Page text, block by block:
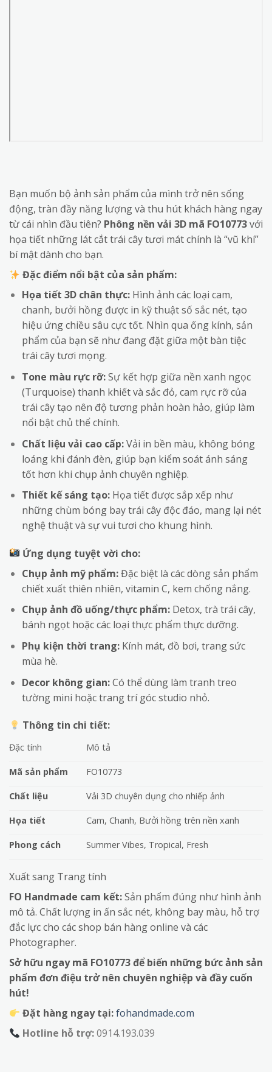
Bạn muốn bộ ảnh sản phẩm của mình trở nên sống
động, tràn đầy năng lượng và thu hút khách hàng ngay
từ cái nhìn đầu tiên? Phông nền vải 3D mã FO10773với
họa tiết những lát cắt trái cây tươi mát chính là “vũ khí”
bí mật dành cho bạn.
Đặc điểm nổi bật của sản phẩm:
Họa tiết 3D chân thực:Hình ảnh các loại cam,
chanh, bưởi hồng được in kỹ thuật số sắc nét, tạo
hiệu ứng chiều sâu cực tốt. Nhìn qua ống kính, sản
phẩm của bạn sẽ như đang đặt giữa một bàn tiệc
trái cây tươi mọng.
Tone màu rực rỡ:Sự kết hợp giữa nền xanh ngọc
(Turquoise) thanh khiết và sắc đỏ, cam rực rỡ của
trái cây tạo nên độ tương phản hoàn hảo, giúp làm
nổi bật chủ thể chính.
Chất liệu vải cao cấp:Vải in bền màu, không bóng
loáng khi đánh đèn, giúp bạn kiểm soát ánh sáng
tốt hơn khi chụp ảnh chuyên nghiệp.
Thiết kế sáng tạo:Họa tiết được sắp xếp như
những chùm bóng bay trái cây độc đáo, mang lại nét
nghệ thuật và sự vui tươi cho khung hình.
Ứng dụng tuyệt vời cho:
Chụp ảnh mỹ phẩm:Đặc biệt là các dòng sản phẩm
chiết xuất thiên nhiên, vitamin C, kem chống nắng.
Chụp ảnh đồ uống/thực phẩm:Detox, trà trái cây,
bánh ngọt hoặc các loại thực phẩm thực dưỡng.
Phụ kiện thời trang:Kính mát, đồ bơi, trang sức
mùa hè.
Decor không gian:Có thể dùng làm tranh treo
tường mini hoặc trang trí góc studio nhỏ.
Thông tin chi tiết:
Đặc tính Mô tả
Mã sản phẩm FO10773
Chất liệu Vải 3D chuyên dụng cho nhiếp ảnh
Họa tiết Cam, Chanh, Bưởi hồng trên nền xanh
Phong cách Summer Vibes, Tropical, Fresh
Xuất sang Trang tính
FO Handmade cam kết:Sản phẩm đúng như hình ảnh
mô tả. Chất lượng in ấn sắc nét, không bay màu, hỗ trợ
đắc lực cho các shop bán hàng online và các
Photographer.
Sở hữu ngay mã FO10773 để biến những bức ảnh sản
phẩm đơn điệu trở nên chuyên nghiệp và đầy cuốn
hút!
Đặt hàng ngay tại:fohandmade.com
Hotline hỗ trợ:0914.193.039